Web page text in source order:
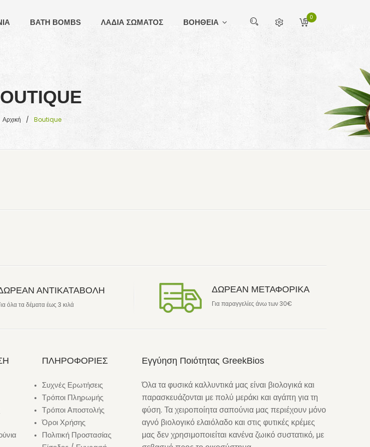
BATH BOMBS ΛΑΔΙΑ ΣΩΜΑΤΟΣ ΒΟΗΘΕΙΑ
0
Αρχική / Boutique
ΑΝΤΙΚΑΤΑΒΟΛΗ
όλα τα δέματα έως 3 κιλά
ΔΩΡΕΑΝ ΜΕΤΑΦΟΡΙΚΑ
Για παραγγελίες άνω των 30€
ΠΛΗΡΟΦΟΡΙΕΣ
Συχνές Ερωτήσεις
Τρόποι Πληρωμής
Τρόποι Αποστολής
Όροι Χρήσης
Πολιτική Προστασίας
Εγγύηση Ποιότητας GreekBios
Όλα τα φυσικά καλλυντικά μας είναι βιολογικά και
παρασκευάζονται με πολύ μεράκι και αγάπη για τη
φύση. Τα χειροποίητα σαπούνια μας περιέχουν μόνο
αγνό βιολογικό ελαιόλαδο και στις φυτικές κρέμες
μας δεν χρησιμοποιείται κανένα ζωικό συστατικό, με